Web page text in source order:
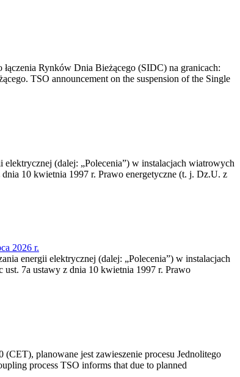
Rynków Dnia Bieżącego (SIDC) na granicach:
TSO announcement on the suspension of the Single
(dalej: „Polecenia”) w instalacjach wiatrowych
dnia 10 kwietnia 1997 r. Prawo energetyczne (t. j. Dz.U. z
2026 r.
energii elektrycznej (dalej: „Polecenia”) w instalacjach
ust. 7a ustawy z dnia 10 kwietnia 1997 r. Prawo
planowane jest zawieszenie procesu Jednolitego
process TSO informs that due to planned